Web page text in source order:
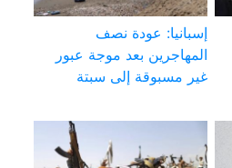
إسبانيا: عودة نصف
المهاجرين بعد موجة عبور
غير مسبوقة إلى سبتة